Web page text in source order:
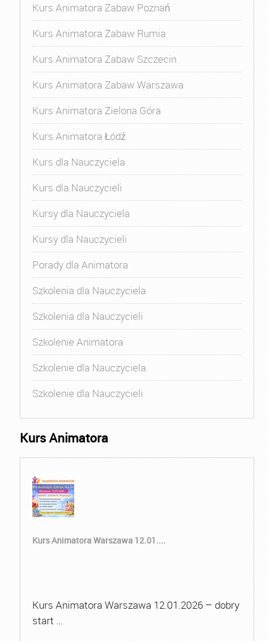
Kurs Animatora Zabaw Poznań
Kurs Animatora Zabaw Rumia
Kurs Animatora Zabaw Szczecin
Kurs Animatora Zabaw Warszawa
Kurs Animatora Zielona Góra
Kurs Animatora Łódź
Kurs dla Nauczyciela
Kurs dla Nauczycieli
Kursy dla Nauczyciela
Kursy dla Nauczycieli
Porady dla Animatora
Szkolenia dla Nauczyciela
Szkolenia dla Nauczycieli
Szkolenie Animatora
Szkolenie dla Nauczyciela
Szkolenie dla Nauczycieli
Kurs Animatora
Kurs Animatora Warszawa 12.01....
Kurs Animatora Warszawa 12.01.2026 – dobry
start …